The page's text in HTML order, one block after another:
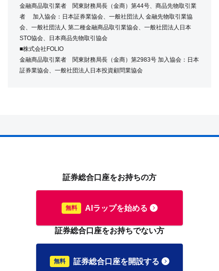
金融商品取引業者 関東財務局長（金商）第44号、商品先物取引業
者 加入協会：日本証券業協会、一般社団法人 金融先物取引業協
会、一般社団法人 第二種金融商品取引業協会、一般社団法人日本
STO協会、日本商品先物取引協会
■株式会社FOLIO
金融商品取引業者 関東財務局長（金商）第2983号 加入協会：日本
証券業協会、一般社団法人日本投資顧問業協会
証券総合口座をお持ちの方
AIラップを始める
証券総合口座をお持ちでない方
証券総合口座を開設する